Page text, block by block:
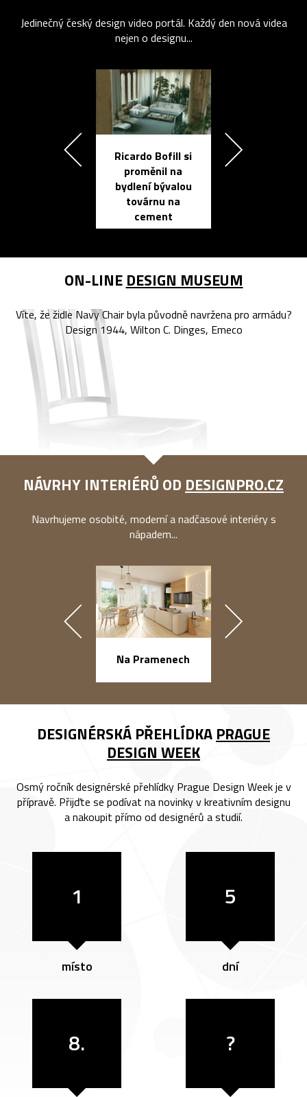
Jedinečný český design video portál. Každý den nová videa
nejen o designu...
Ricardo Bofill si
proměnil na
bydlení bývalou
továrnu na
cement
ON-LINE DESIGN MUSEUM
Víte, že židle Navy Chair byla původně navržena pro armádu?
Design 1944, Wilton C. Dinges, Emeco
NÁVRHY INTERIÉRŮ OD DESIGNPRO.CZ
Navrhujeme osobité, moderní a nadčasové interiéry s
nápadem...
Na Pramenech
DESIGNÉRSKÁ PŘEHLÍDKA PRAGUE
DESIGN WEEK
Osmý ročník designérské přehlídky Prague Design Week je v
přípravě. Přijďte se podívat na novinky v kreativním designu
a nakoupit přímo od designérů a studií.
1
místo
5
dní
8. ?